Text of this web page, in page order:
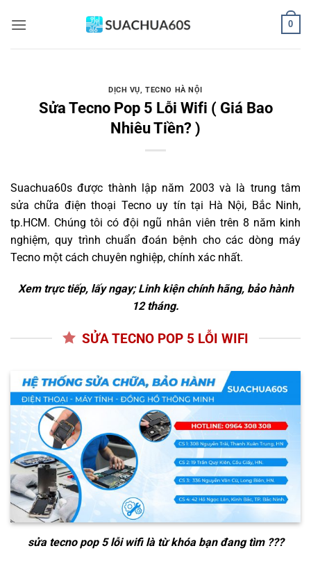
qua
0
DỊCH VỤ,TECNO HÀ NỘI
Sửa Tecno Pop 5 Lỗi Wifi ( Giá Bao
Nhiêu Tiền? )
Suachua60s được thành lập năm 2003 và là trung tâm
sửa chữa điện thoại Tecno uy tín tại Hà Nội, Bắc Ninh,
tp.HCM. Chúng tôi có đội ngũ nhân viên trên 8 năm kinh
nghiệm, quy trình chuẩn đoán bệnh cho các dòng máy
Tecno một cách chuyên nghiệp, chính xác nhất.
Xem trực tiếp, lấy ngay; Linh kiện chính hãng, bảo hành
12 tháng.
SỬA TECNO POP 5 LỖI WIFI
sửa tecno pop 5 lỗi wifilà từ khóa bạn đang tìm ???